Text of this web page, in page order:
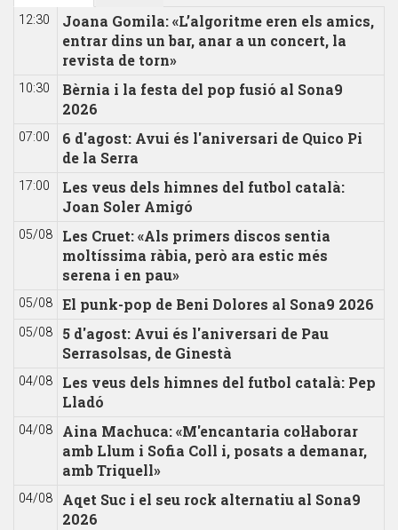
12:30
Joana Gomila: «L’algoritme eren els amics,
entrar dins un bar, anar a un concert, la
revista de torn»
10:30
Bèrnia i la festa del pop fusió al Sona9
2026
07:00
6 d'agost: Avui és l'aniversari de Quico Pi
de la Serra
17:00
Les veus dels himnes del futbol català:
Joan Soler Amigó
05/08
Les Cruet: «Als primers discos sentia
moltíssima ràbia, però ara estic més
serena i en pau»
05/08 El punk-pop de Beni Dolores al Sona9 2026
05/08
5 d'agost: Avui és l'aniversari de Pau
Serrasolsas, de Ginestà
04/08
Les veus dels himnes del futbol català: Pep
Lladó
04/08
Aina Machuca: «M'encantaria col·laborar
amb Llum i Sofia Coll i, posats a demanar,
amb Triquell»
04/08
Aqet Suc i el seu rock alternatiu al Sona9
2026